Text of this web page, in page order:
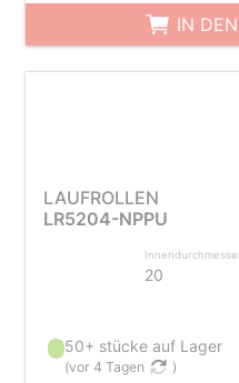
IN
LAUFROLLEN
LR5204-NPPU
20
50+ stücke auf Lager
(vor 4 Tagen )